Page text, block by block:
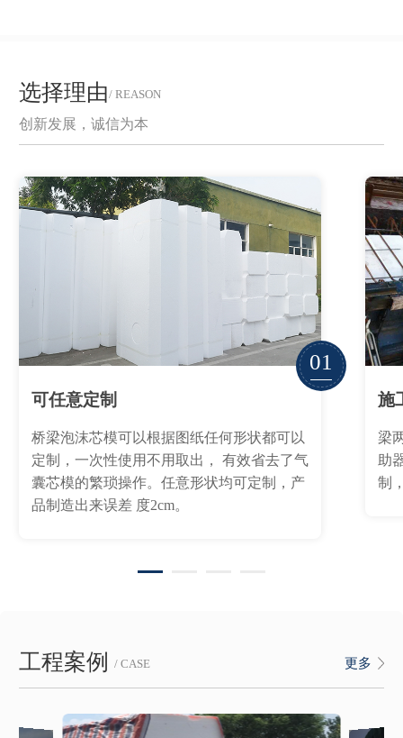
选择理由/ REASON
创新发展，诚信为本
01
可任意定制
桥梁泡沫芯模可以根据图纸任何形状都可以
定制，一次性使用不用取出， 有效省去了气
囊芯模的繁琐操作。任意形状均可定制，产
品制造出来误差 度2cm。
施
梁
助
制
工程案例 / CASE 更多